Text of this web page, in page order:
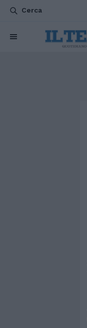
Cerca